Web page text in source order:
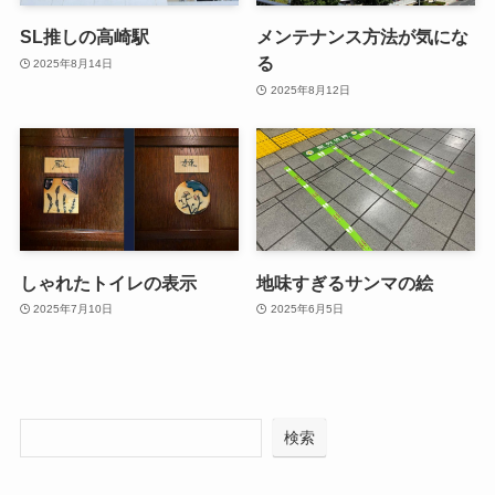
SL推しの高崎駅
2025年8月14日
メンテナンス方法が気にな
る
2025年8月12日
しゃれたトイレの表示
2025年7月10日
地味すぎるサンマの絵
2025年6月5日
検索